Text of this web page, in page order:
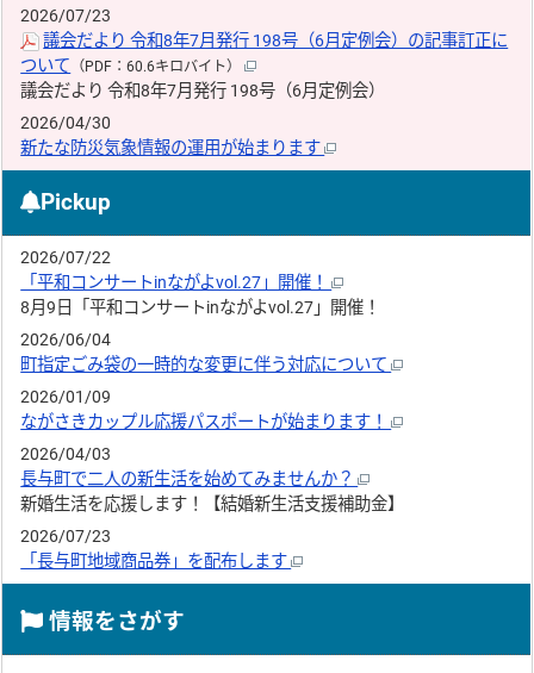
2026/07/23
議会だより 令和8年7月発行 198号（6月定例会）の記事訂正に
ついて （PDF：60.6キロバイト）
議会だより 令和8年7月発行 198号（6月定例会）
2026/04/30
新たな防災気象情報の運用が始まります
Pickup
2026/07/22
「平和コンサートinながよvol.27」開催！
8月9日「平和コンサートinながよvol.27」開催！
2026/06/04
町指定ごみ袋の一時的な変更に伴う対応について
2026/01/09
ながさきカップル応援パスポートが始まります！
2026/04/03
長与町で二人の新生活を始めてみませんか？
新婚生活を応援します！【結婚新生活支援補助金】
2026/07/23
「長与町地域商品券」を配布します
情報をさがす